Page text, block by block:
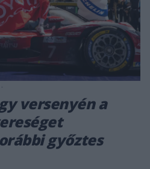
versenyén a
győztes